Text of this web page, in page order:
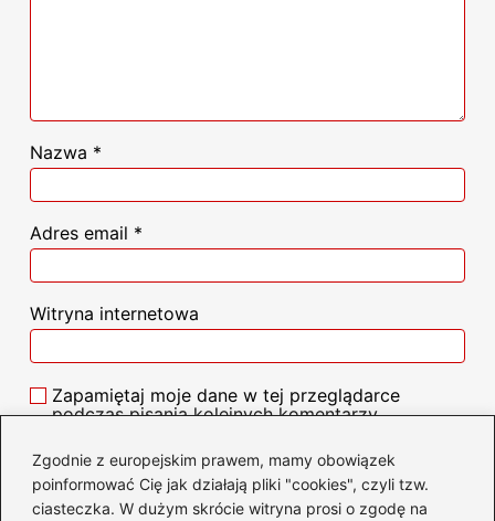
Zgodnie z europejskim prawem, mamy obowiązek
poinformować Cię jak działają pliki "cookies", czyli tzw.
ciasteczka. W dużym skrócie witryna prosi o zgodę na
Nazwa *
Adres email *
Witryna internetowa
Zapamiętaj moje dane w tej przeglądarce
podczas pisania kolejnych komentarzy.